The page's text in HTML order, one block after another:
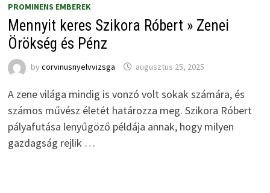
PROMINENS EMBEREK
Mennyit keres Szikora Róbert » Zenei
Örökség és Pénz
by corvinusnyelvvizsga augusztus 25, 2025
A zene világa mindig is vonzó volt sokak számára, és
számos művész életét határozza meg. Szikora Róbert
pályafutása lenyűgöző példája annak, hogy milyen
gazdagság rejlik …